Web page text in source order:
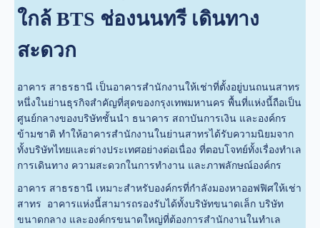
ใกล้ BTS ช่องนนทรี เดินทาง
สะดวก
อาคาร สาธรธานี เป็นอาคารสำนักงานให้เช่าที่ตั้งอยู่บนถนนสาทร
หนึ่งในย่านธุรกิจสำคัญที่สุดของกรุงเทพมหานคร พื้นที่แห่งนี้ถือเป็น
ศูนย์กลางของบริษัทชั้นนำ ธนาคาร สถาบันการเงิน และองค์กร
ข้ามชาติ ทำให้อาคารสำนักงานในย่านสาทรได้รับความนิยมจาก
ทั้งบริษัทไทยและต่างประเทศอย่างต่อเนื่อง ที่ตอบโจทย์ทั้งเรื่องทำเล
การเดินทาง ความสะดวกในการทำงาน และภาพลักษณ์องค์กร
อาคาร สาธรธานี เหมาะสำหรับองค์กรที่กำลังมองหาออฟฟิศให้เช่า
สาทร อาคารแห่งนี้สามารถรองรับได้ทั้งบริษัทขนาดเล็ก บริษัท
ขนาดกลาง และองค์กรขนาดใหญ่ที่ต้องการสำนักงานในทำเล